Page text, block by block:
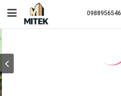
0988956546